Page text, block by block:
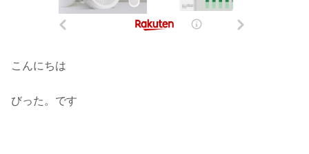
こんにちは
びった。です